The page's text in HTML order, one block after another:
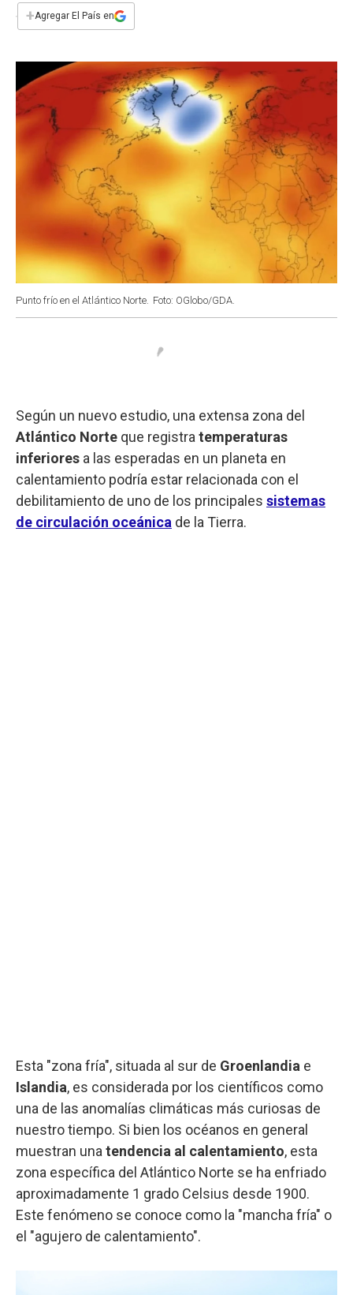
e
b
s
p
t
n
i
l
+Agregar El País en
Punto frío en el Atlántico Norte. Foto: OGlobo/GDA.
Según un nuevo estudio, una extensa zona del
Atlántico Norte que registra temperaturas
inferiores a las esperadas en un planeta en
calentamiento podría estar relacionada con el
debilitamiento de uno de los principales sistemas
de circulación oceánica de la Tierra.
Esta "zona fría", situada al sur de Groenlandia e
Islandia, es considerada por los científicos como
una de las anomalías climáticas más curiosas de
nuestro tiempo. Si bien los océanos en general
muestran una tendencia al calentamiento, esta
zona específica del Atlántico Norte se ha enfriado
aproximadamente 1 grado Celsius desde 1900.
Este fenómeno se conoce como la "mancha fría" o
el "agujero de calentamiento".